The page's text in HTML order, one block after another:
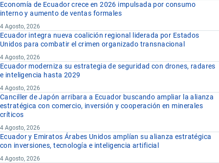
Economía de Ecuador crece en 2026 impulsada por consumo
interno y aumento de ventas formales
4 Agosto, 2026
Ecuador integra nueva coalición regional liderada por Estados
Unidos para combatir el crimen organizado transnacional
4 Agosto, 2026
Ecuador moderniza su estrategia de seguridad con drones, radares
e inteligencia hasta 2029
4 Agosto, 2026
Canciller de Japón arribara a Ecuador buscando ampliar la alianza
estratégica con comercio, inversión y cooperación en minerales
críticos
4 Agosto, 2026
Ecuador y Emiratos Árabes Unidos amplían su alianza estratégica
con inversiones, tecnología e inteligencia artificial
4 Agosto, 2026